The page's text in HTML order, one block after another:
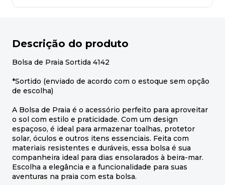
Descrição do produto
Bolsa de Praia Sortida 4142
*Sortido (enviado de acordo com o estoque sem opção
de escolha)
A Bolsa de Praia é o acessório perfeito para aproveitar
o sol com estilo e praticidade. Com um design
espaçoso, é ideal para armazenar toalhas, protetor
solar, óculos e outros itens essenciais. Feita com
materiais resistentes e duráveis, essa bolsa é sua
companheira ideal para dias ensolarados à beira-mar.
Escolha a elegância e a funcionalidade para suas
aventuras na praia com esta bolsa.